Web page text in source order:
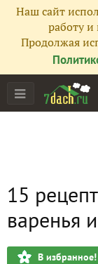
Наш сайт
работу и
Продолжая
15
варенья
В избранное!